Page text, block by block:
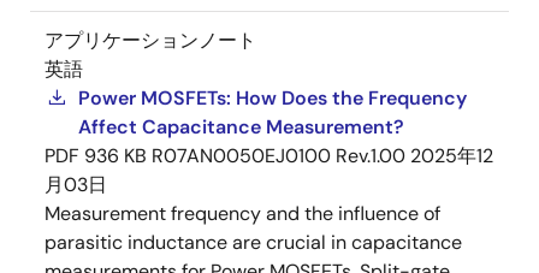
アプリケーションノート
英語
Power MOSFETs: How Does the Frequency
Affect Capacitance Measurement?
PDF 936 KB R07AN0050EJ0100 Rev.1.00 2025年12
月03日
Measurement frequency and the influence of
parasitic inductance are crucial in capacitance